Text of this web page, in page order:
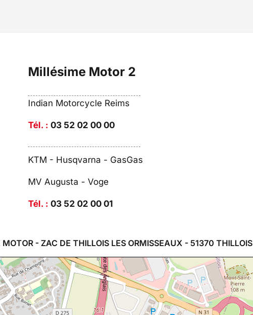
Millésime Motor 2
Indian Motorcycle Reims
Tél. : 03 52 02 00 00
KTM - Husqvarna - GasGas
MV Augusta - Voge
Tél. : 03 52 02 00 01
MOTOR - ZAC DE THILLOIS LES ORMISSEAUX - 51370 THILLOIS